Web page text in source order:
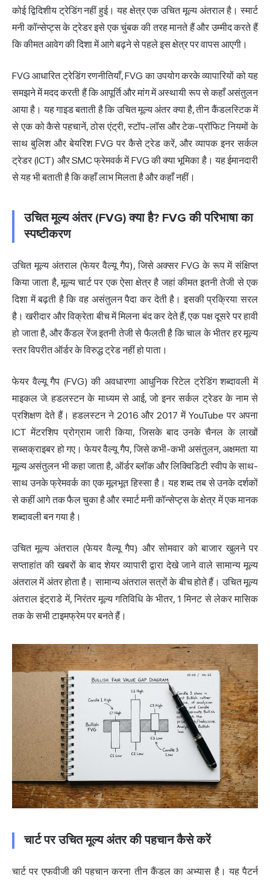
कोई द्विदिशीय ट्रेडिंग नहीं हुई। यह क्षेत्र एक उचित मूल्य अंतराल है। स्मार्ट
मनी कॉन्सेप्ट्स के ट्रेडर इसे एक चुंबक की तरह मानते हैं और उम्मीद करते हैं
कि कीमत आवेग की दिशा में आगे बढ़ने से पहले इस क्षेत्र पर वापस आएगी।
FVG आधारितट्रेडिंग रणनीतियाँ, FVG का उपयोग करके व्यापारियों को यह
समझने में मदद करती हैं कि आपूर्ति और मांग में अस्थायी रूप से कहाँ असंतुलन
आया है। यह गाइड बताती है कि उचित मूल्य अंतर क्या है, तीन कैंडलस्टिक में
से एक को कैसे पहचानें, ठोस एंट्री, स्टॉप-लॉस और टेक-प्रॉफिट नियमों के
साथ बुलिश और बेयरिश FVG पर कैसे ट्रेड करें, और व्यापक इनर सर्कल
ट्रेडर (ICT) और SMC फ्रेमवर्क में FVG की क्या भूमिका है। यह ईमानदारी
से यह भी बताती है कि कहाँ लाभ मिलता है और कहाँ नहीं।
उचित मूल्य अंतर (FVG) क्या है? FVG की परिभाषा का
स्पष्टीकरण
उचित मूल्य अंतराल (फेयर वैल्यू गैप), जिसे अक्सर FVG के रूप में संक्षिप्त
किया जाता है, मूल्य चार्ट पर एक ऐसा क्षेत्र है जहां कीमत इतनी तेजी से एक
दिशा में बढ़ती है कि वह असंतुलन पैदा कर देती है। इसकी प्रक्रिया सरल
है। खरीदार और विक्रेता बीच में मिलना बंद कर देते हैं, एक पक्ष दूसरे पर हावी
हो जाता है, और कैंडल रेंज इतनी तेजी से फैलती है कि चाल के भीतर हर मूल्य
स्तर विपरीत ऑर्डर के विरुद्ध ट्रेड नहीं हो पाता।
फेयर वैल्यू गैप (FVG) की अवधारणा आधुनिक रिटेल ट्रेडिंग शब्दावली में
माइकल जे. हडलस्टन के माध्यम से आई, जो इनर सर्कल ट्रेडर के नाम से
प्रशिक्षण देते हैं। हडलस्टन ने 2016 और 2017 में YouTube पर अपना
ICT मेंटरशिप प्रोग्राम जारी किया, जिसके बाद उनके चैनल के लाखों
सब्सक्राइबर हो गए। फेयर वैल्यू गैप, जिसे कभी-कभी असंतुलन, अक्षमता या
मूल्य असंतुलन भी कहा जाता है, ऑर्डर ब्लॉक औरलिक्विडिटी स्वीपके साथ-
साथ उनके फ्रेमवर्क का एक मूलभूत हिस्सा है। यह शब्द तब से उनके दर्शकों
से कहीं आगे तक फैल चुका है और स्मार्ट मनी कॉन्सेप्ट्स के क्षेत्र में एक मानक
शब्दावली बन गया है।
उचित मूल्य अंतराल (फेयर वैल्यू गैप) और सोमवार को बाजार खुलने पर
सप्ताहांत की खबरों के बाद शेयर व्यापारी द्वारा देखे जाने वाले सामान्य मूल्य
अंतराल में अंतर होता है। सामान्य अंतराल सत्रों के बीच होते हैं। उचित मूल्य
अंतराल इंट्राडे में, निरंतर मूल्य गतिविधि के भीतर, 1 मिनट से लेकर मासिक
तक के सभी टाइमफ्रेम पर बनते हैं।
चार्ट पर उचित मूल्य अंतर की पहचान कैसे करें
चार्ट पर एफवीजी की पहचान करना तीन कैंडल का अभ्यास है। यह पैटर्न